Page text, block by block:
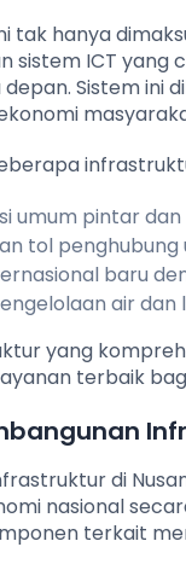
tak hanya
sistem ICT yang
Sistem ini
umum pintar
tol penghubung
baru
air dan
yang
terbaik
di
nasional
terkait